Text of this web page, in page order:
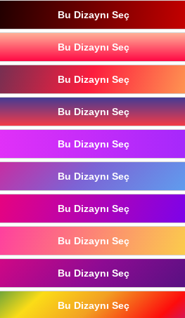
Bu Dizaynı Seç
Bu Dizaynı Seç
Bu Dizaynı Seç
Bu Dizaynı Seç
Bu Dizaynı Seç
Bu Dizaynı Seç
Bu Dizaynı Seç
Bu Dizaynı Seç
Bu Dizaynı Seç
Bu Dizaynı Seç